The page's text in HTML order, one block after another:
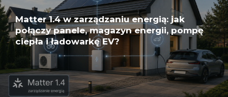
Matter 1.4 w zarządzaniu energią: jak
połączy panele, magazyn energii, pompę
ciepła i ładowarkę EV?